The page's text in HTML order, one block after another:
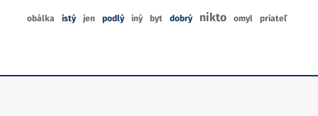
obálka istý jen podlý iný byt dobrý nikto omyl priateľ